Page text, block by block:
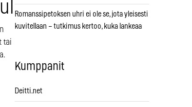
tai
Romanssipetoksen uhri ei ole se, jota yleisesti
kuvitellaan – tutkimus kertoo, kuka lankeaa
Kumppanit
Deitti.net